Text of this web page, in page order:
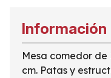
Información
Mesa comedor de
cm. Patas y